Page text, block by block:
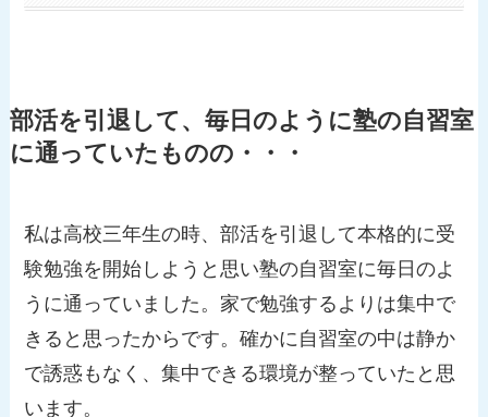
部活を引退して、毎日のように塾の自習室
に通っていたものの・・・
私は高校三年生の時、部活を引退して本格的に受
験勉強を開始しようと思い塾の自習室に毎日のよ
うに通っていました。家で勉強するよりは集中で
きると思ったからです。確かに自習室の中は静か
で誘惑もなく、集中できる環境が整っていたと思
います。